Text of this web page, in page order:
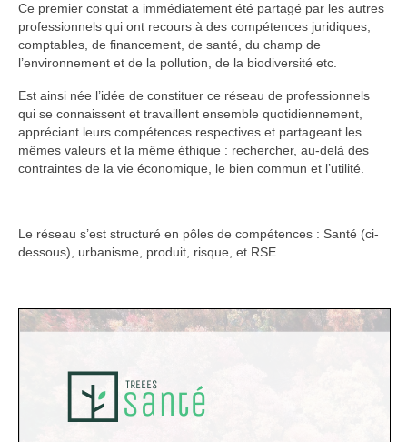
Ce premier constat a immédiatement été partagé par les autres
professionnels qui ont recours à des compétences juridiques,
comptables, de financement, de santé, du champ de
l’environnement et de la pollution, de la biodiversité etc.
Est ainsi née l’idée de constituer ce réseau de professionnels
qui se connaissent et travaillent ensemble quotidiennement,
appréciant leurs compétences respectives et partageant les
mêmes valeurs et la même éthique : rechercher, au-delà des
contraintes de la vie économique, le bien commun et l’utilité.
Le réseau s’est structuré en pôles de compétences : Santé (ci-
dessous), urbanisme, produit, risque, et RSE.